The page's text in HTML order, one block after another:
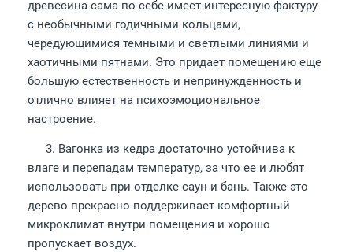
древесина сама по себе имеет интересную фактуру
с необычными годичными кольцами,
чередующимися темными и светлыми линиями и
хаотичными пятнами. Это придает помещению еще
большую естественность и непринужденность и
отлично влияет на психоэмоциональное
настроение.
3. Вагонка из кедра достаточно устойчива к
влаге и перепадам температур, за что ее и любят
использовать при отделке саун и бань. Также это
дерево прекрасно поддерживает комфортный
микроклимат внутри помещения и хорошо
пропускает воздух.